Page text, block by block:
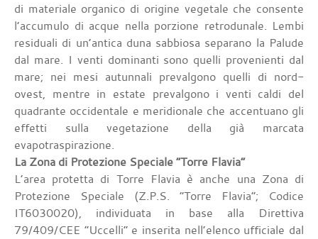
di materiale organico di origine vegetale che consente
l’accumulo di acque nella porzione retrodunale. Lembi
residuali di un’antica duna sabbiosa separano la Palude
dal mare. I venti dominanti sono quelli provenienti dal
mare; nei mesi autunnali prevalgono quelli di nord-
ovest, mentre in estate prevalgono i venti caldi del
quadrante occidentale e meridionale che accentuano gli
effetti sulla vegetazione della già marcata
evapotraspirazione.
La Zona di Protezione Speciale “Torre Flavia”
L’area protetta di Torre Flavia è anche una Zona di
Protezione Speciale (Z.P.S. “Torre Flavia”; Codice
IT6030020), individuata in base alla Direttiva
79/409/CEE “Uccelli” e inserita nell’elenco ufficiale dal